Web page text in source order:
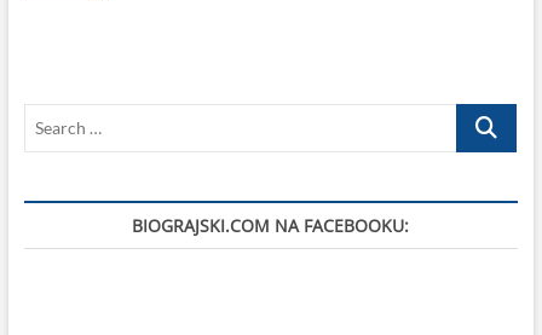
salon,
kiši,
ili
Search
BIOGRAJSKI.COM NA FACEBOOKU: